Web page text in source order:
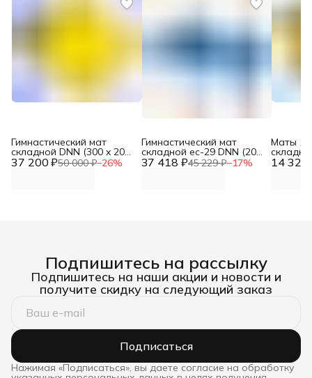
37 200 ₽50 000 ₽−26%
Гимнастический мат
складной DNN (300 x 200
x 20, Винилискожа, ППУ 37 418 ₽45 229 ₽−17%
Гимнастический мат
складной ес-29 DNN (200
x 100 x 10, ПВХ 630г/м2, 14 324
Маты
(Тент,
Подпишитесь на рассылку
Подпишитесь на наши акции и новости и
получите скидку на следующий заказ
Подписаться
Нажимая «Подписаться», вы даете согласие на обработку